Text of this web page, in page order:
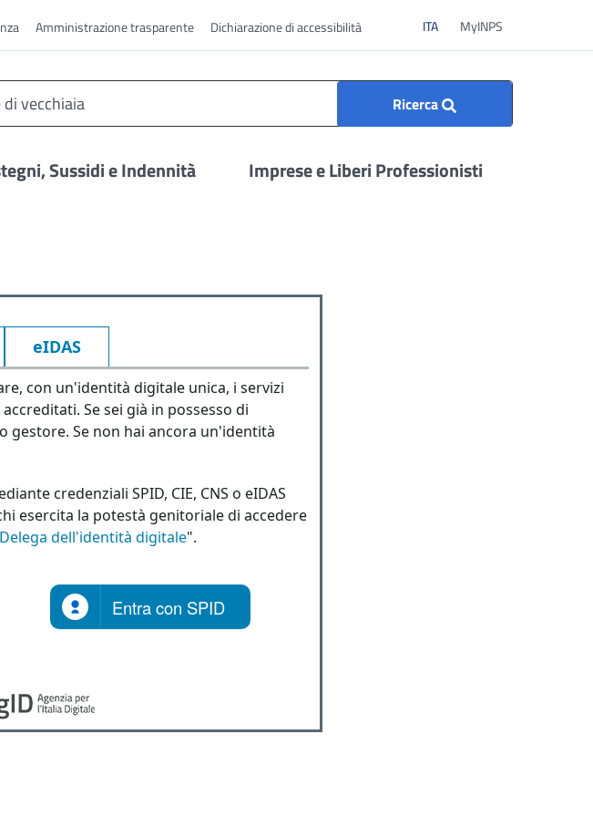
Amministrazione trasparente Dichiarazione di accessibilità ITAITA MyINPS
Ricerca
Sussidi e Indennità Imprese e Liberi Professionisti
eIDAS
con un'identità digitale unica, i servizi
Se sei già in possesso di
gestore. Se non hai ancora un'identità
credenziali SPID, CIE, CNS o eIDAS
esercita la potestà genitoriale di accedere
Delega dell'identità digitale".
Entra con SPID